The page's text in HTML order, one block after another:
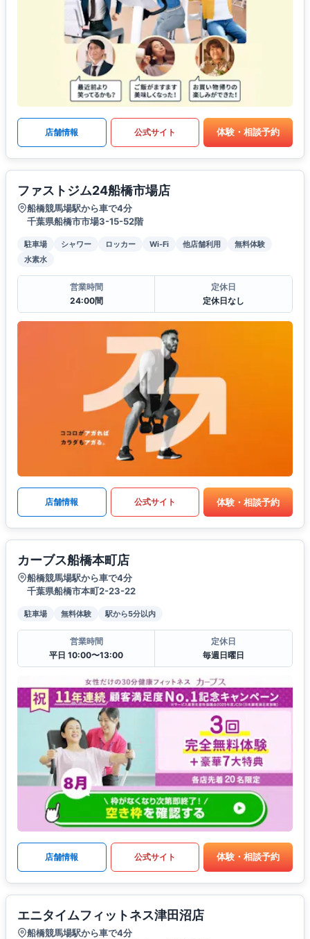
店舗情報 公式サイト 体験・相談予約
ファストジム24船橋市場店
船橋競馬場駅から車で4分
千葉県船橋市市場3-15-52階
駐車場 シャワー ロッカー Wi-Fi 他店舗利用
無料体験
水素水
営業時間
24:00間
定休日
定休日なし
店舗情報 公式サイト 体験・相談予約
カーブス船橋本町店
船橋競馬場駅から車で4分
千葉県船橋市本町2-23-22
駐車場 無料体験 駅から5分以内
営業時間
平日 10:00〜13:00
定休日
毎週日曜日
店舗情報 公式サイト 体験・相談予約
エニタイムフィットネス津田沼店
船橋競馬場駅から車で4分